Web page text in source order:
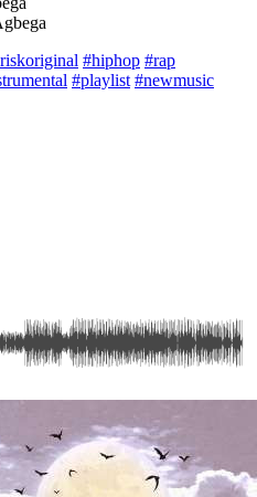
#hiphop #rap
#playlist #newmusic